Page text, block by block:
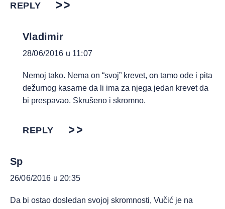
REPLY
Vladimir
28/06/2016 u 11:07
Nemoj tako. Nema on “svoj” krevet, on tamo ode i pita
dežurnog kasarne da li ima za njega jedan krevet da
bi prespavao. Skrušeno i skromno.
REPLY
Sp
26/06/2016 u 20:35
Da bi ostao dosledan svojoj skromnosti, Vučić je na